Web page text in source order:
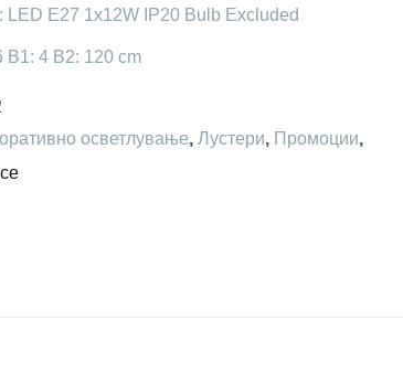
LED E27 1x12W IP20 Bulb Excluded
4 В2: 120 cm
осветлување, Лустери, Промоции,